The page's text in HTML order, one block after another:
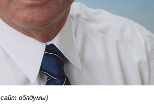
облдумы)